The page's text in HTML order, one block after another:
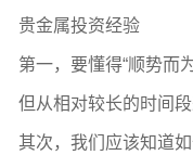
贵金属投资经验
第一，要懂得“顺势而
但从相对较长的时间
其次，我们应该知道